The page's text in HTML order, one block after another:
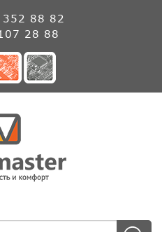
88 82
28 88